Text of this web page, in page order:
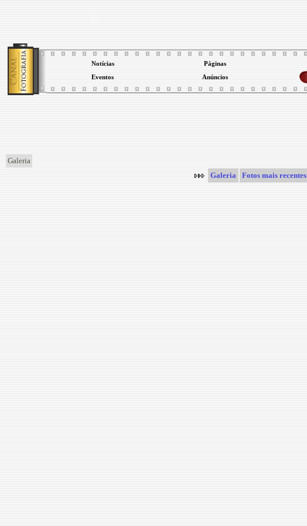
Notícias Páginas
Eventos Anúncios
Galeria
Galeria
Fotos mais recentes